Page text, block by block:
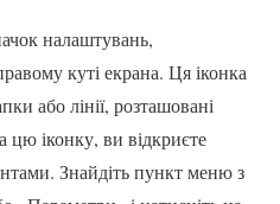
налаштувань,
куті екрана. Ця іконка
або лінії, розташовані
іконку, ви відкриєте
Знайдіть пункт меню з